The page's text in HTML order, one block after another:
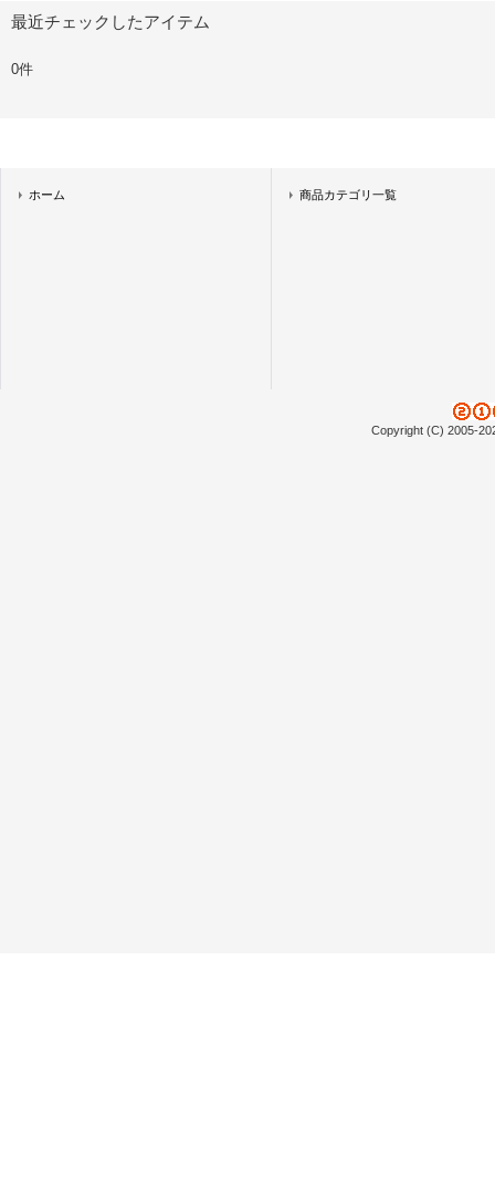
最近チェックしたアイテム
0件
ホーム 商品カテゴリ一覧
Copyright (C) 2005-